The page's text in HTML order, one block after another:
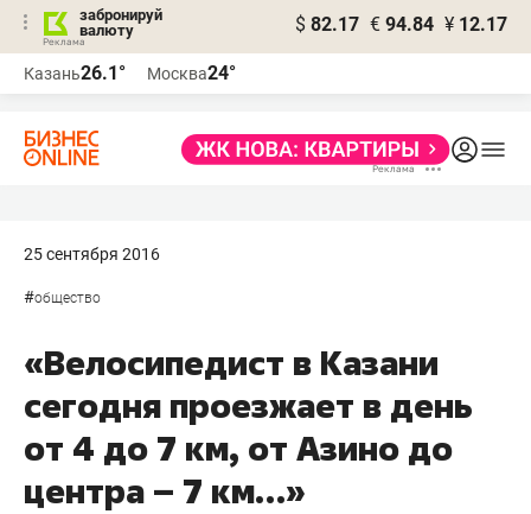
забронируй
валюту
$ 82.17 € 94.84 ¥ 12.17
Казань26.1° Москва24°
25 сентября 2016
#общество
«Велосипедист в Казани
сегодня проезжает в день
от 4 до 7 км, от Азино до
центра – 7 км…»